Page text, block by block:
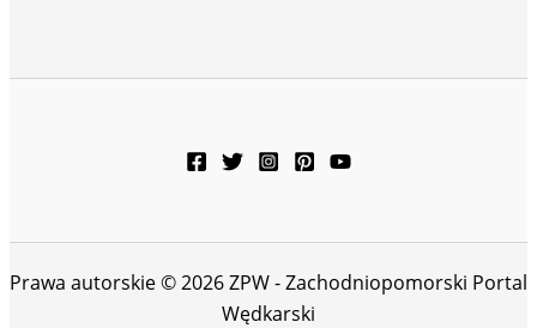
Prawa autorskie © 2026 ZPW - Zachodniopomorski Portal
Wędkarski